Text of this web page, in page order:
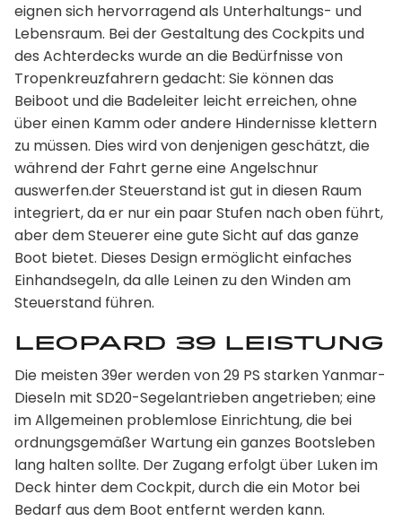
eignen sich hervorragend als Unterhaltungs- und
Lebensraum. Bei der Gestaltung des Cockpits und
des Achterdecks wurde an die Bedürfnisse von
Tropenkreuzfahrern gedacht: Sie können das
Beiboot und die Badeleiter leicht erreichen, ohne
über einen Kamm oder andere Hindernisse klettern
zu müssen. Dies wird von denjenigen geschätzt, die
während der Fahrt gerne eine Angelschnur
auswerfen.der Steuerstand ist gut in diesen Raum
integriert, da er nur ein paar Stufen nach oben führt,
aber dem Steuerer eine gute Sicht auf das ganze
Boot bietet. Dieses Design ermöglicht einfaches
Einhandsegeln, da alle Leinen zu den Winden am
Steuerstand führen.
Leopard 39 Leistung
Die meisten 39er werden von 29 PS starken Yanmar-
Dieseln mit SD20-Segelantrieben angetrieben; eine
im Allgemeinen problemlose Einrichtung, die bei
ordnungsgemäßer Wartung ein ganzes Bootsleben
lang halten sollte. Der Zugang erfolgt über Luken im
Deck hinter dem Cockpit, durch die ein Motor bei
Bedarf aus dem Boot entfernt werden kann.